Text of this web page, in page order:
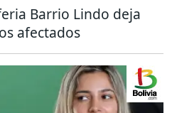
Barrio Lindo deja
afectados